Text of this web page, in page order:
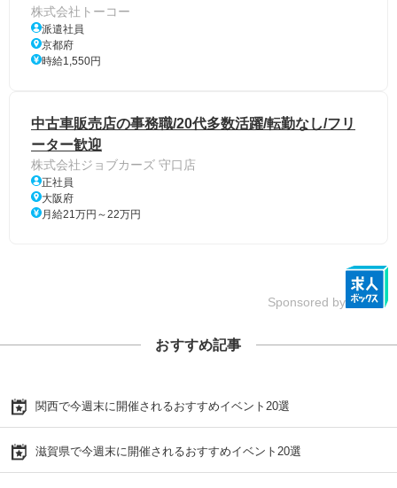
株式会社トーコー
派遣社員
京都府
時給1,550円
中古車販売店の事務職/20代多数活躍/転勤なし/フリ
ーター歓迎
株式会社ジョブカーズ 守口店
正社員
大阪府
月給21万円～22万円
Sponsored by
おすすめ記事
関西で今週末に開催されるおすすめイベント20選
滋賀県で今週末に開催されるおすすめイベント20選